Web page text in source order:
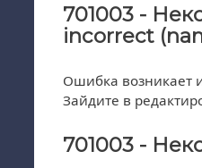
701003 -
incorrect
Ошибка возникает
Зайдите в
701003 -